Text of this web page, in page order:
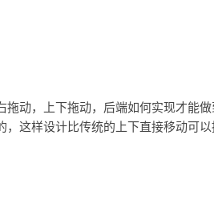
动，上下拖动，后端如何实现才能
这样设计比传统的上下直接移动可